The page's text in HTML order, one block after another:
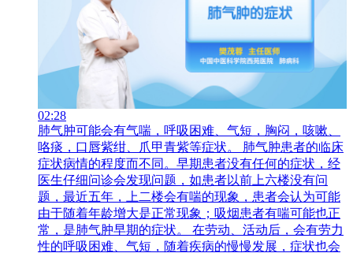
02:28
肺气肿可能会有气喘，呼吸困难、气短，胸闷，咳嗽、
咯痰，口唇紫绀、爪甲青紫等症状。 肺气肿患者的临床
症状病情的程度而不同。早期患者没有任何的症状，经
医生仔细问诊会发现问题，如患者以前上六楼没有问
题，最近五年，上二楼会有喘的现象，患者会认为可能
由于随着年龄增大是正常现象；吸烟患者有喘可能也正
常，是肺气肿早期的症状。 在劳动、活动后，会有劳力
性的呼吸困难、气短，随着疾病的慢慢发展，症状也会